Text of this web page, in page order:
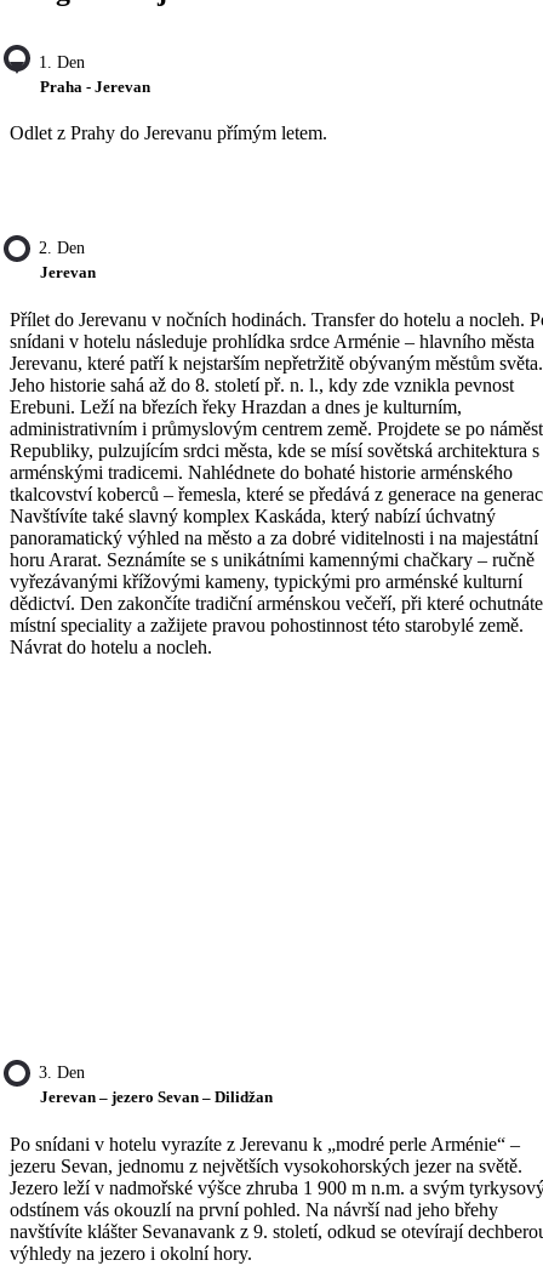
1. Den
Praha - Jerevan
Odlet z Prahy do Jerevanu přímým letem.
2. Den
Jerevan
Přílet do Jerevanu v nočních hodinách. Transfer do hotelu a nocleh.
snídani v hotelu následuje prohlídka srdce Arménie – hlavního města
Jerevanu, které patří k nejstarším nepřetržitě obývaným městům světa.
Jeho historie sahá až do 8. století př. n. l., kdy zde vznikla pevnost
Erebuni. Leží na březích řeky Hrazdan a dnes je kulturním,
administrativním i průmyslovým centrem země. Projdete se po
Republiky, pulzujícím srdci města, kde se mísí sovětská architektura s
arménskými tradicemi. Nahlédnete do bohaté historie arménského
tkalcovství koberců – řemesla, které se předává z generace na
Navštívíte také slavný komplex Kaskáda, který nabízí úchvatný
panoramatický výhled na město a za dobré viditelnosti i na majestátní
horu Ararat. Seznámíte se s unikátními kamennými chačkary – ručně
vyřezávanými křížovými kameny, typickými pro arménské kulturní
dědictví. Den zakončíte tradiční arménskou večeří, při které ochutnáte
místní speciality a zažijete pravou pohostinnost této starobylé země.
Návrat do hotelu a nocleh.
3. Den
Jerevan – jezero Sevan – Dilidžan
Po snídani v hotelu vyrazíte z Jerevanu k „modré perle Arménie“ –
jezeru Sevan, jednomu z největších vysokohorských jezer na světě.
Jezero leží v nadmořské výšce zhruba 1 900 m n.m. a svým
odstínem vás okouzlí na první pohled. Na návrší nad jeho břehy
navštívíte klášter Sevanavank z 9. století, odkud se otevírají
výhledy na jezero i okolní hory.